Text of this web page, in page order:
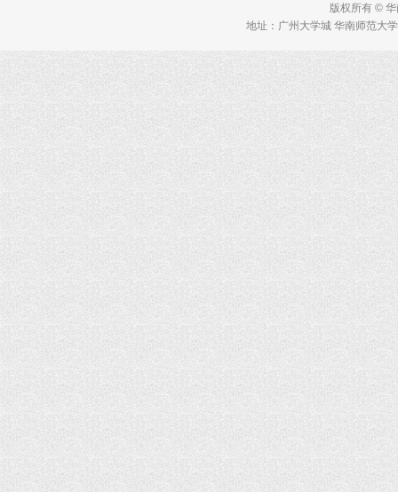
版权所有 ©
地址：广州大学城 华南师范大